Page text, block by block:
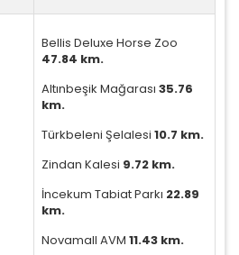
Bellis Deluxe Horse Zoo
47.84 km.
Altınbeşik Mağarası 35.76
km.
Türkbeleni Şelalesi 10.7 km.
Zindan Kalesi 9.72 km.
İncekum Tabiat Parkı 22.89
km.
Novamall AVM 11.43 km.